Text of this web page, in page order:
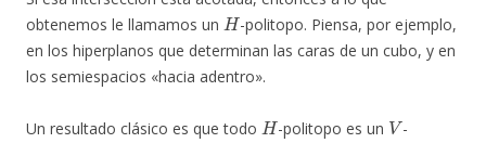
obtenemos le llamamos un
H
-politopo. Piensa, por ejemplo,
en los hiperplanos que determinan las caras de un cubo, y en
los semiespacios «hacia adentro».
Un resultado clásico es que todo
H
-politopo es un
V
-